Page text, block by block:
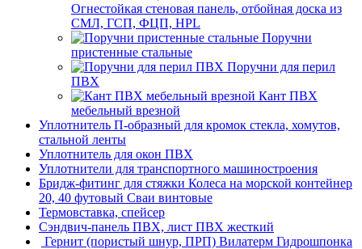
Огнестойкая стеновая панель, отбойная доска из
СМЛ, ГСП, ФЦП, HPL
Поручни
пристенные стальные
Поручни для перил
ПВХ
Кант ПВХ
мебельный врезной
Уплотнитель П-образный для кромок стекла, хомутов,
стальной ленты
Уплотнитель для окон ПВХ
Уплотнители для транспортного машиностроения
Бридж-фитинг для стяжки Колеса на морской контейнер
20, 40 футовый Сваи винтовые
Термовставка, спейсер
Сэндвич-панель ПВХ, лист ПВХ жесткий
Гернит (пористый шнур, ПРП) Вилатерм Гидрошпонка